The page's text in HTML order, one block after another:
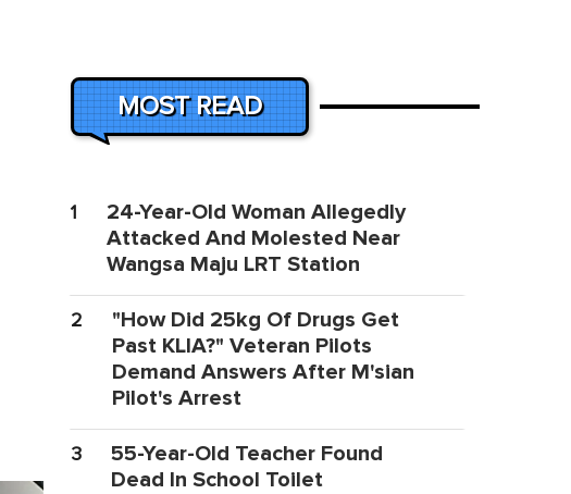
MOST READ
1
24-Year-Old Woman Allegedly
Attacked And Molested Near
Wangsa Maju LRT Station
2
"How Did 25kg Of Drugs Get
Past KLIA?" Veteran Pilots
Demand Answers After M'sian
Pilot's Arrest
3
55-Year-Old Teacher Found
Dead In School Toilet